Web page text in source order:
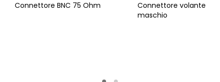
Connettore BNC 75 Ohm
Connettore volante
maschio